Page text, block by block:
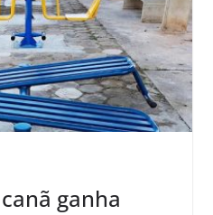
ganha